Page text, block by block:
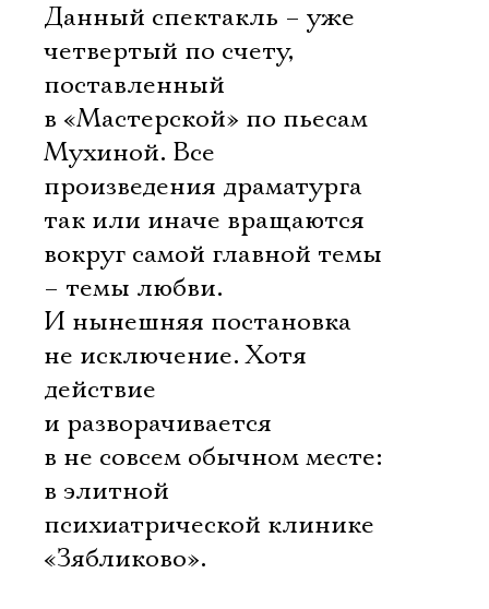
Данный спектакль – уже
четвертый по счету,
поставленный
в «Мастерской» по пьесам
Мухиной. Все
произведения драматурга
так или иначе вращаются
вокруг самой главной темы
– темы любви.
И нынешняя постановка
не исключение. Хотя
действие
и разворачивается
в не совсем обычном месте:
в элитной
психиатрической клинике
«Зябликово».